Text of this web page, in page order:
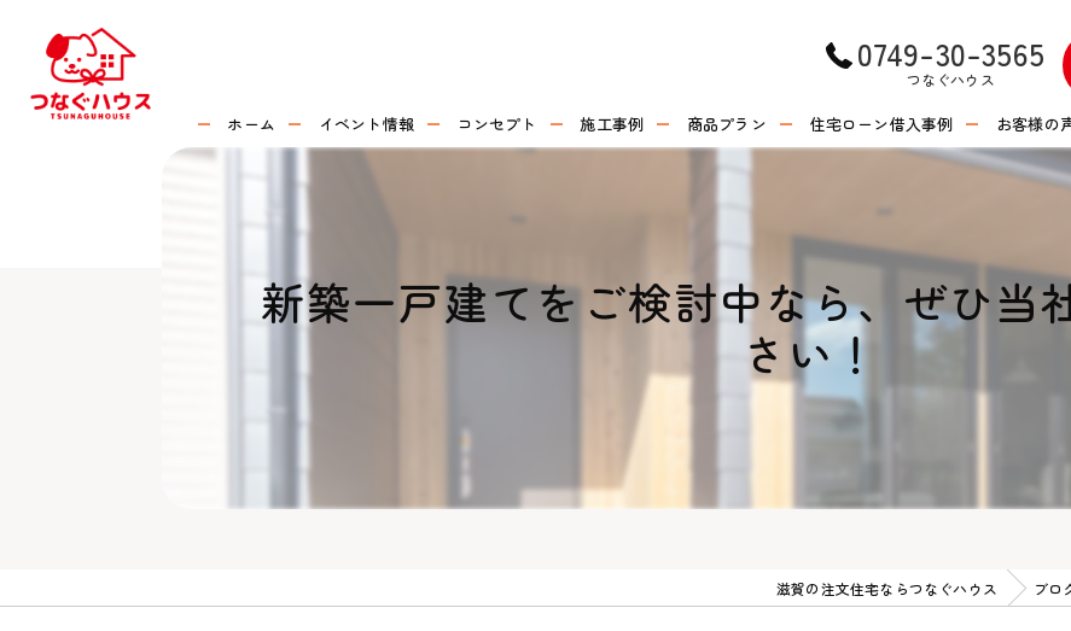
0749-30-3565
つなぐハウス
ホーム イベント情報 コンセプト 施工事例 商品プラン 住宅ローン借入事例 お客様の
新築一戸建てをご検討中なら、ぜひ当
さい！
滋賀の注文住宅ならつなぐハウス ブロ